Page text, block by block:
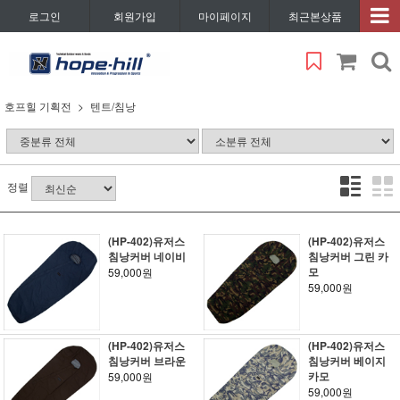
로그인 회원가입 마이페이지 최근본상품
호프힐 기획전 텐트/침낭
정렬
(HP-402)유저스
침낭커버 네이비
59,000원
(HP-402)유저스
침낭커버 그린 카
모
59,000원
(HP-402)유저스
침낭커버 브라운
59,000원
(HP-402)유저스
침낭커버 베이지
카모
59,000원